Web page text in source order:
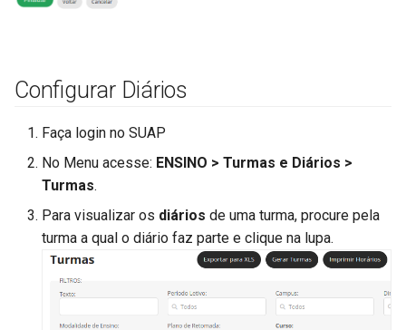
Configurar Diários
Faça login no SUAP
No Menu acesse: ENSINO > Turmas e Diários >
Turmas.
Para visualizar os diários de uma turma, procure pela
turma a qual o diário faz parte e clique na lupa.